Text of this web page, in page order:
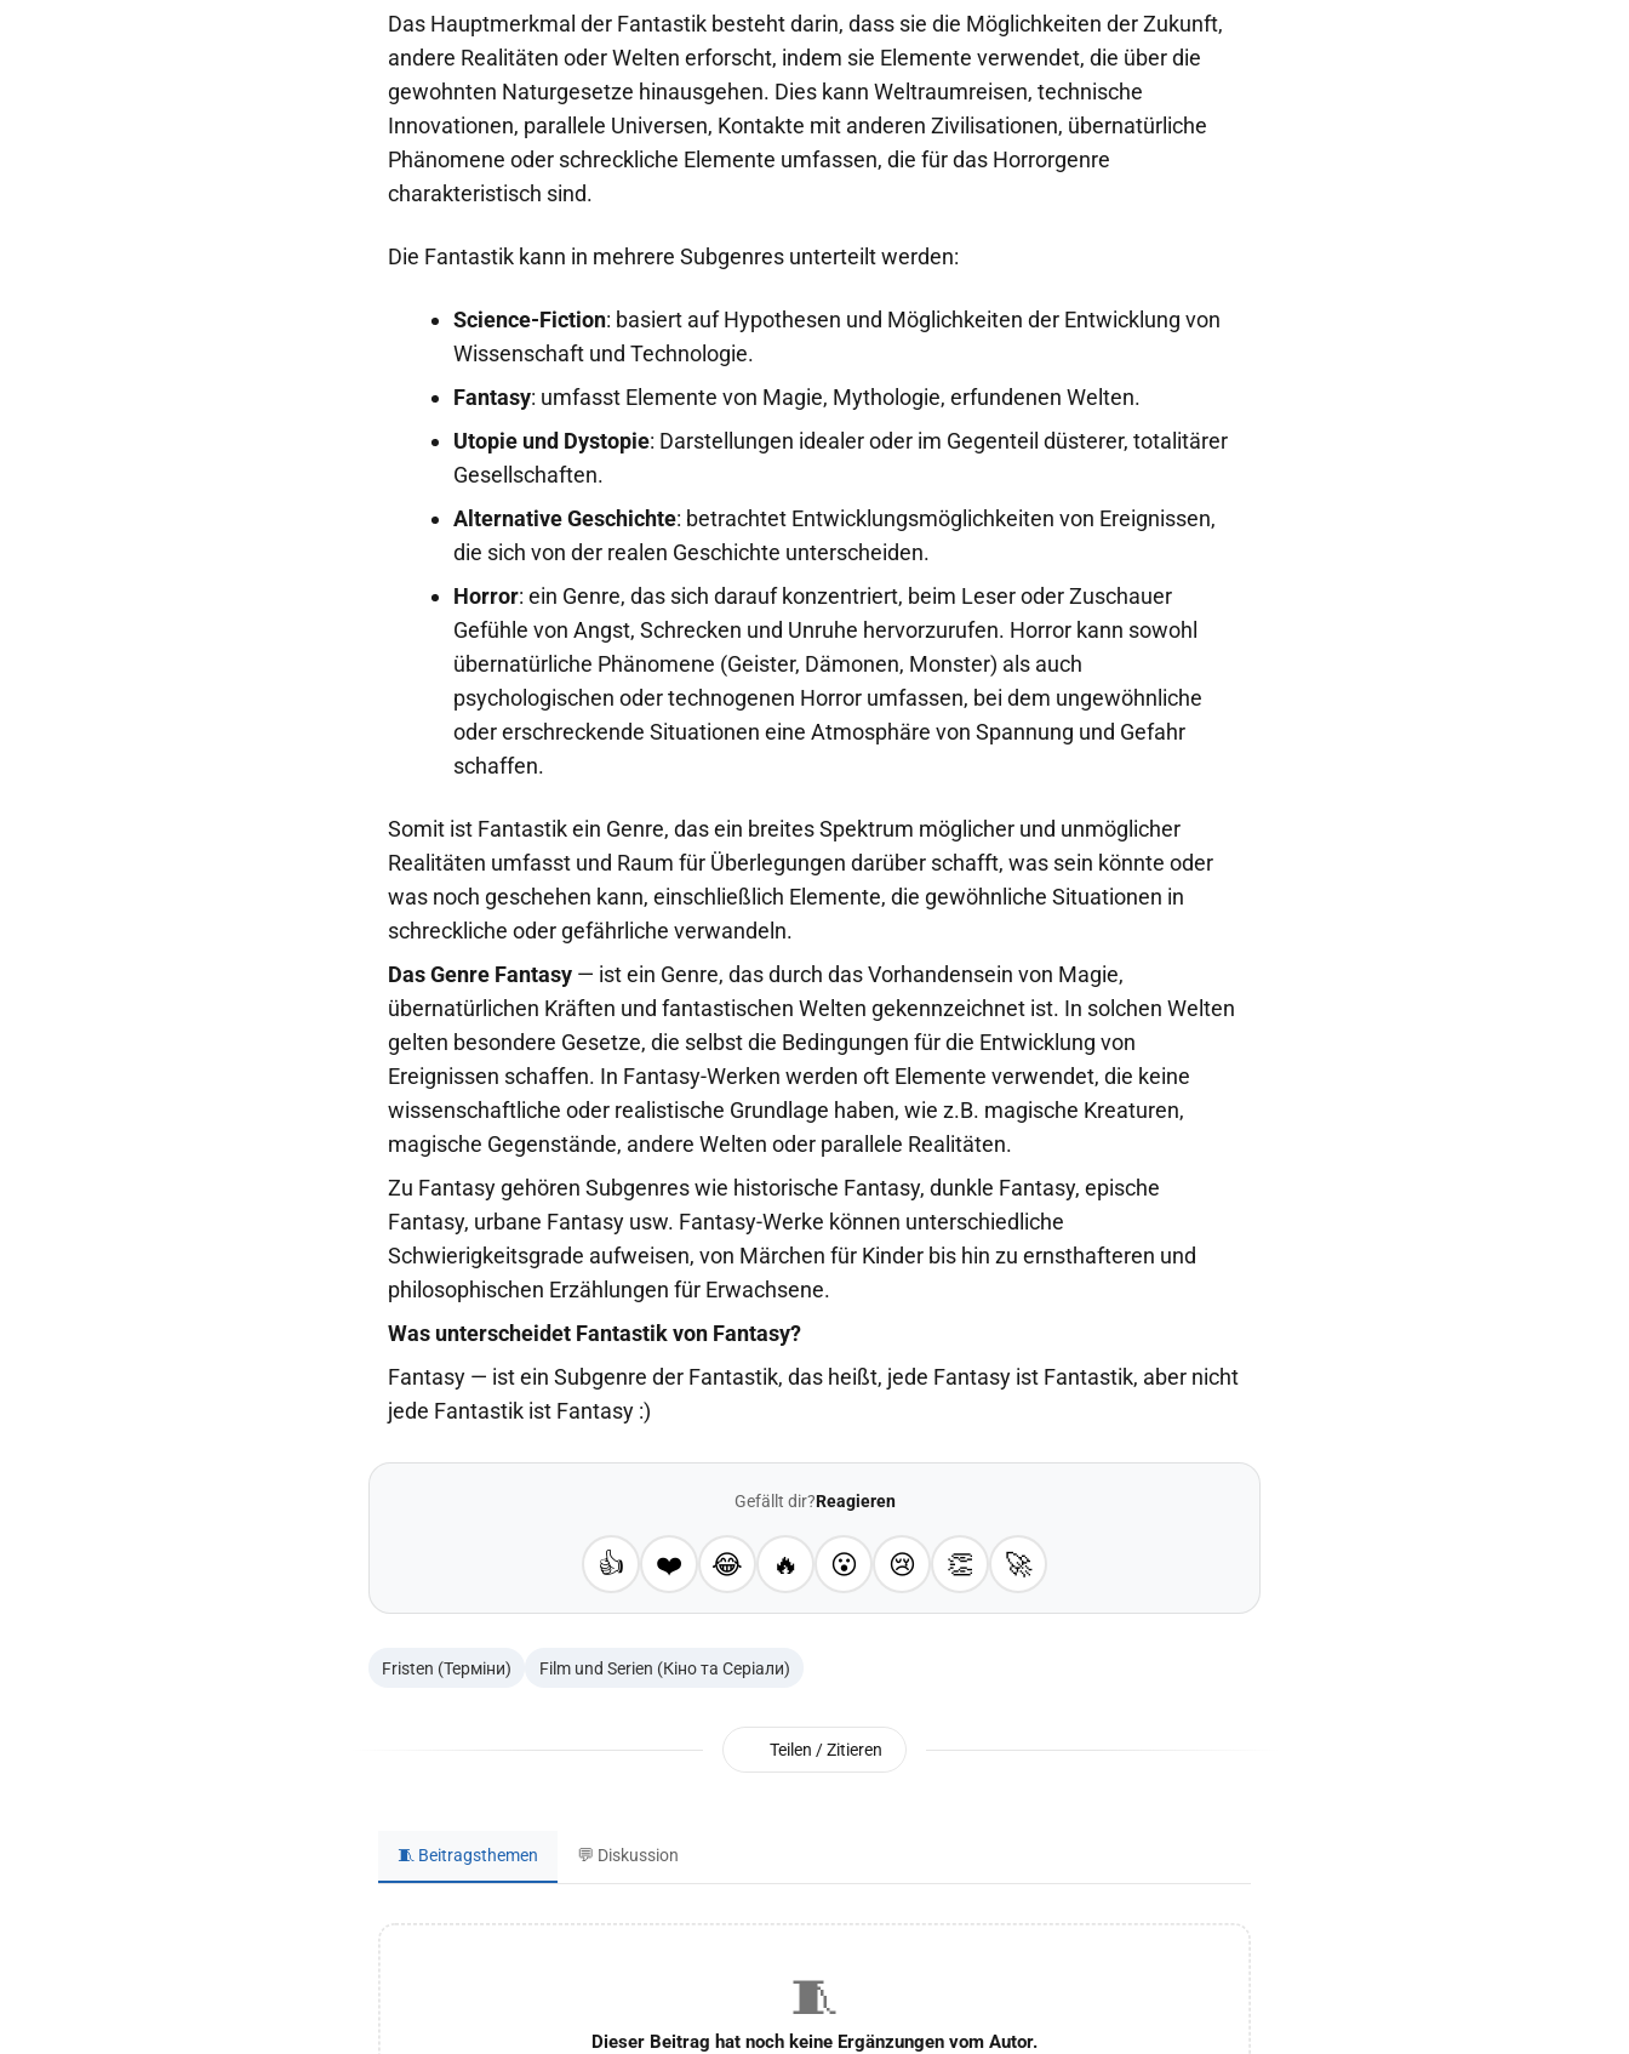
Das Hauptmerkmal der Fantastik besteht darin, dass sie die Möglichkeiten der Zukunft,
andere Realitäten oder Welten erforscht, indem sie Elemente verwendet, die über die
gewohnten Naturgesetze hinausgehen. Dies kann Weltraumreisen, technische
Innovationen, parallele Universen, Kontakte mit anderen Zivilisationen, übernatürliche
Phänomene oder schreckliche Elemente umfassen, die für das Horrorgenre
charakteristisch sind.
Die Fantastik kann in mehrere Subgenres unterteilt werden:
Science-Fiction: basiert auf Hypothesen und Möglichkeiten der Entwicklung von
Wissenschaft und Technologie.
Fantasy: umfasst Elemente von Magie, Mythologie, erfundenen Welten.
Utopie und Dystopie: Darstellungen idealer oder im Gegenteil düsterer, totalitärer
Gesellschaften.
Alternative Geschichte: betrachtet Entwicklungsmöglichkeiten von Ereignissen,
die sich von der realen Geschichte unterscheiden.
Horror: ein Genre, das sich darauf konzentriert, beim Leser oder Zuschauer
Gefühle von Angst, Schrecken und Unruhe hervorzurufen. Horror kann sowohl
übernatürliche Phänomene (Geister, Dämonen, Monster) als auch
psychologischen oder technogenen Horror umfassen, bei dem ungewöhnliche
oder erschreckende Situationen eine Atmosphäre von Spannung und Gefahr
schaffen.
Somit ist Fantastik ein Genre, das ein breites Spektrum möglicher und unmöglicher
Realitäten umfasst und Raum für Überlegungen darüber schafft, was sein könnte oder
was noch geschehen kann, einschließlich Elemente, die gewöhnliche Situationen in
schreckliche oder gefährliche verwandeln.
Das Genre Fantasy — ist ein Genre, das durch das Vorhandensein von Magie,
übernatürlichen Kräften und fantastischen Welten gekennzeichnet ist. In solchen Welten
gelten besondere Gesetze, die selbst die Bedingungen für die Entwicklung von
Ereignissen schaffen. In Fantasy-Werken werden oft Elemente verwendet, die keine
wissenschaftliche oder realistische Grundlage haben, wie z.B. magische Kreaturen,
magische Gegenstände, andere Welten oder parallele Realitäten.
Zu Fantasy gehören Subgenres wie historische Fantasy, dunkle Fantasy, epische
Fantasy, urbane Fantasy usw. Fantasy-Werke können unterschiedliche
Schwierigkeitsgrade aufweisen, von Märchen für Kinder bis hin zu ernsthafteren und
philosophischen Erzählungen für Erwachsene.
Was unterscheidet Fantastik von Fantasy?
Fantasy — ist ein Subgenre der Fantastik, das heißt, jede Fantasy ist Fantastik, aber nicht
jede Fantastik ist Fantasy :)
Gefällt dir?Reagieren
👍 ❤️ 😂 🔥 😮 😢 👏 🚀
Fristen (Терміни) Film und Serien (Кіно та Серіали)
Teilen / Zitieren
🧵 Beitragsthemen 💬 Diskussion
🧵
Dieser Beitrag hat noch keine Ergänzungen vom Autor.